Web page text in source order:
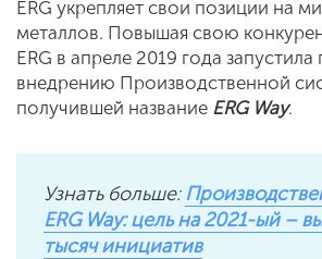
ERG укрепляет свои позиции на
металлов. Повышая свою
ERG в апреле 2019 года запустила
внедрению Производственной
получившей название ERG Way.
Узнать больше:
ERG Way: цель на 2021-ый –
тысяч инициатив